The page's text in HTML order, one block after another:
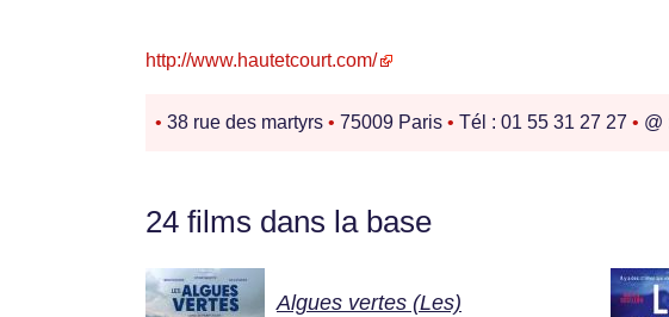
http://www.hautetcourt.com/
• 38 rue des martyrs • 75009 Paris • Tél : 01 55 31 27 27 • @
24 films dans la base
Algues vertes (Les)